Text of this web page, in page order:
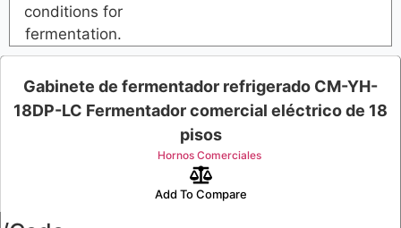
conditions for
fermentation.
Gabinete de fermentador refrigerado CM-YH-
18DP-LC Fermentador comercial eléctrico de 18
pisos
Hornos Comerciales
Add To Compare